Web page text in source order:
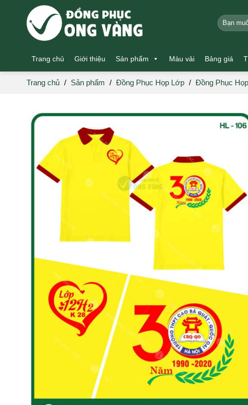
Tìm
kiếm:
Trang chủ Giới thiệu Sản phẩm Màu vải Bảng giá
Trang chủ / Sản phẩm / Đồng Phục Họp Lớp / Đồng Phục